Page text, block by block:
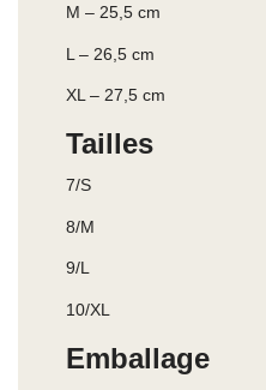
M – 25,5 cm
L – 26,5 cm
XL – 27,5 cm
Tailles
7/S
8/M
9/L
10/XL
Emballage